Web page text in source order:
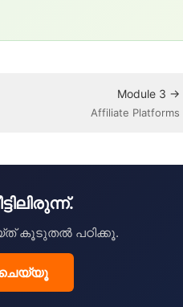
Module 3 →
Affiliate Platforms
കൂടുതൽ പഠിക്കൂ.
ചെയ്യൂ